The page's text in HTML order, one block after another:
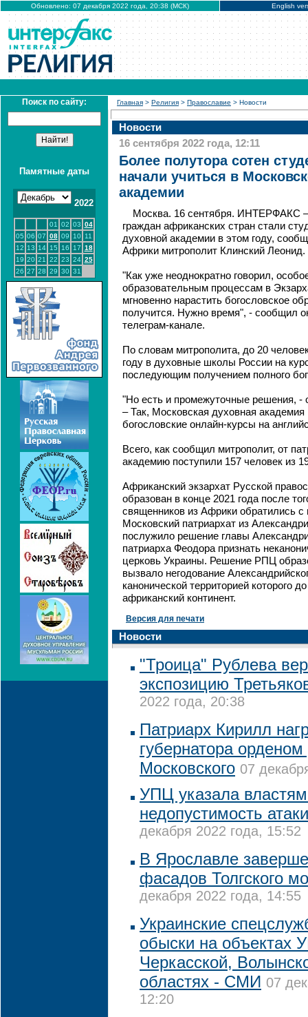
Обновлено: 07 декабря 2022 года, 20:38 (МСК) English
Поиск по сайту:
Памятные даты
2022
01 02 03 04
05 06 07 08 09 10
11
12 13 14 15 16 17 18
19 20 21 22 23 24 25
26 27 28 29 30 31
Главная > Религия > Православие > Новости
Новости
16 сентября 2022 года, 12:11
Более полутора сотен
начали учиться в
академии
Москва. 16 сентября. ИНТЕРФАКС
граждан африканских стран стали
духовной академии в этом году,
Африки митрополит Клинский Леонид.
"Как уже неоднократно говорил,
образовательным процессам в
мгновенно нарастить богословское
получится. Нужно время", - сообщил
телеграм-канале.
По словам митрополита, до 20
году в духовные школы России на
последующим получением полного
"Но есть и промежуточные решения, -
– Так, Московская духовная академия
богословские онлайн-курсы на
Всего, как сообщил митрополит, от
академию поступили 157 человек из
Африканский экзархат Русской
образован в конце 2021 года после
священников из Африки обратились с
Московский патриархат из
послужило решение главы
патриарха Феодора признать
церковь Украины. Решение РПЦ
вызвало негодование
канонической территорией которого
африканский континент.
Версия для печати
Новости
"Троица" Рублева
экспозицию
2022 года, 20:38
Патриарх Кирилл
губернатора
Московского 07
УПЦ указала
недопустимость
декабря 2022 года, 15:52
В Ярославле
фасадов Толгского
декабря 2022 года, 14:55
Украинские
обыски на объектах
Черкасской,
областях - СМИ 07
12:20